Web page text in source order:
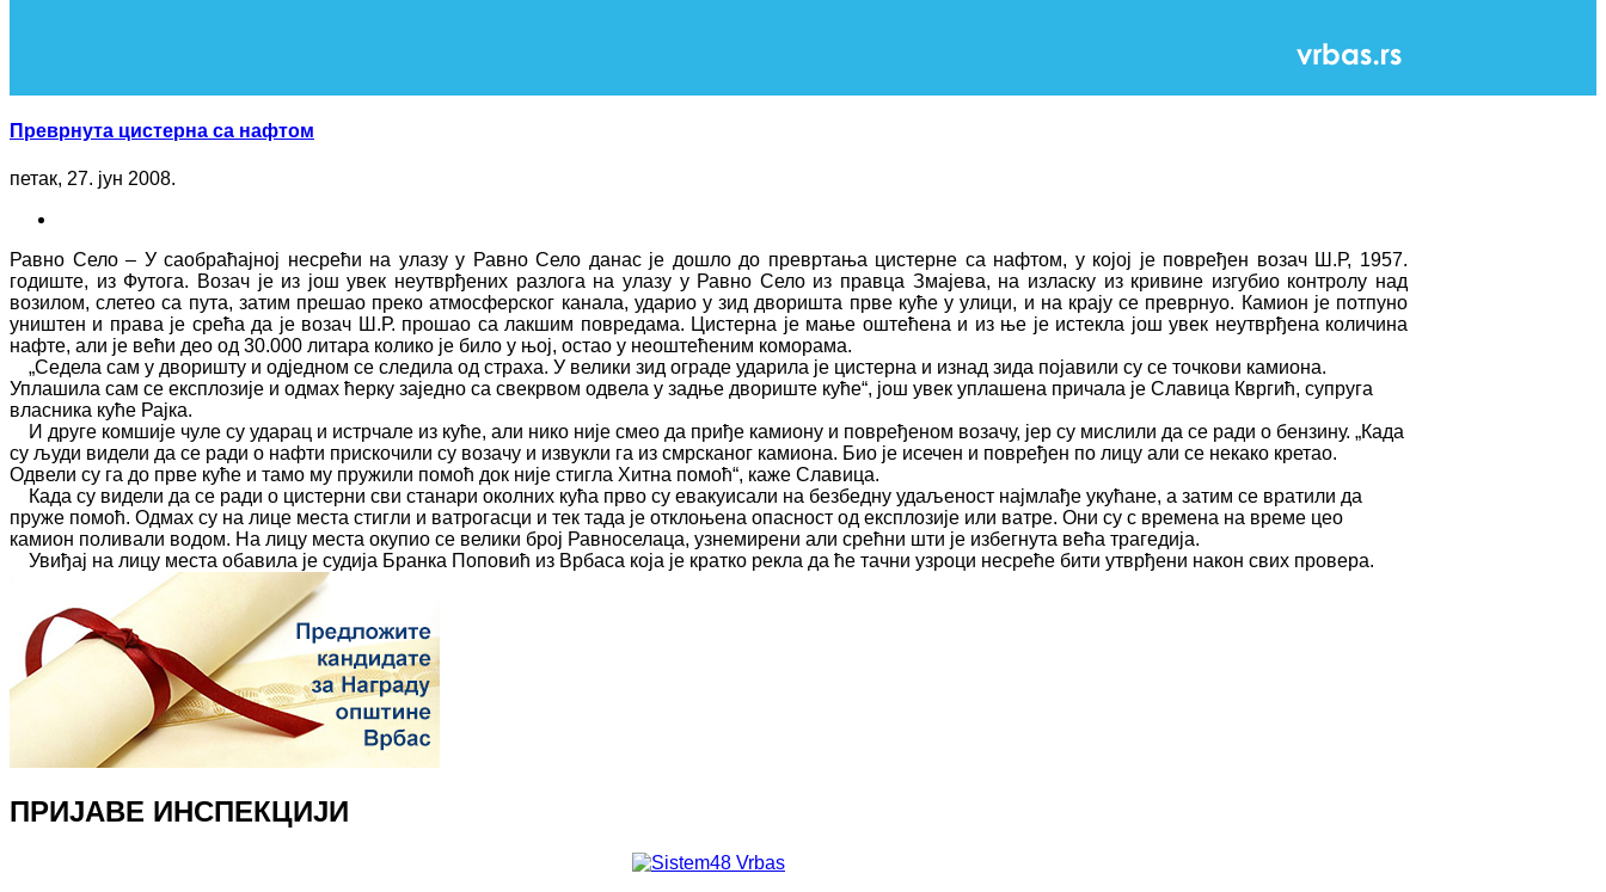
Преврнута цистерна са нафтом
петак, 27. јун 2008.
Равно Село – У саобраћајној несрећи на улазу у Равно Село данас је дошло до превртања цистерне са нафтом, у којој је повређен возач Ш.Р, 1957.
годиште, из Футога. Возач је из још увек неутврђених разлога на улазу у Равно Село из правца Змајева, на изласку из кривине изгубио контролу над
возилом, слетео са пута, затим прешао преко атмосферског канала, ударио у зид дворишта прве куће у улици, и на крају се преврнуо. Камион је потпуно
уништен и права је срећа да је возач Ш.Р. прошао са лакшим повредама. Цистерна је мање оштећена и из ње је истекла још увек неутврђена количина
нафте, али је већи део од 30.000 литара колико је било у њој, остао у неоштећеним коморама.
„Седела сам у дворишту и одједном се следила од страха. У велики зид ограде ударила је цистерна и изнад зида појавили су се точкови камиона.
Уплашила сам се експлозије и одмах ћерку заједно са свекрвом одвела у задње двориште куће“, још увек уплашена причала је Славица Квргић, супруга
власника куће Рајка.
И друге комшије чуле су ударац и истрчале из куће, али нико није смео да приђе камиону и повређеном возачу, јер су мислили да се ради о бензину. „Када
су људи видели да се ради о нафти прискочили су возачу и извукли га из смрсканог камиона. Био је исечен и повређен по лицу али се некако кретао.
Одвели су га до прве куће и тамо му пружили помоћ док није стигла Хитна помоћ“, каже Славица.
Када су видели да се ради о цистерни сви станари околних кућа прво су евакуисали на безбедну удаљеност најмлађе укућане, а затим се вратили да
пруже помоћ. Одмах су на лице места стигли и ватрогасци и тек тада је отклоњена опасност од експлозије или ватре. Они су с времена на време цео
камион поливали водом. На лицу места окупио се велики број Равноселаца, узнемирени али срећни шти је избегнута већа трагедија.
Увиђај на лицу места обавила је судија Бранка Поповић из Врбаса која је кратко рекла да ће тачни узроци несреће бити утврђени након свих провера.
ПРИЈАВЕ ИНСПЕКЦИЈИ